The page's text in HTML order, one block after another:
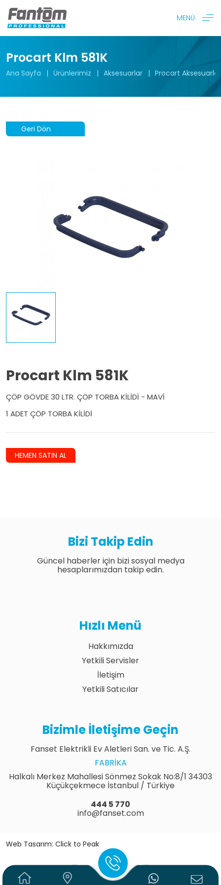
MENÜ
Procart Klm 581K
Ana Sayfa Ürünlerimiz Aksesuarlar Procart
Geri Dön
Procart Klm 581K
ÇÖP GÖVDE 30 LTR. ÇÖP TORBA KİLİDİ - MAVİ
1 ADET ÇÖP TORBA KİLİDİ
HEMEN SATIN AL
Bizi Takip Edin
Güncel haberler için bizi sosyal medya
hesaplarımızdan takip edin.
Hızlı Menü
Hakkımızda
Yetkili Servisler
İletişim
Yetkili Satıcılar
Bizimle İletişime Geçin
Fanset Elektrikli Ev Aletleri San. ve Tic. A.Ş.
FABRIKA
Halkalı Merkez Mahallesi Sönmez Sokak No:8/1 34303
Küçükçekmece İstanbul / Türkiye
444 5 770
info@fanset.com
Web Tasarım: Click to Peak